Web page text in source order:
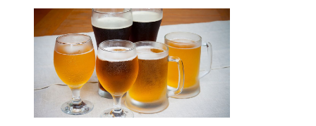
美之路的失败而生产